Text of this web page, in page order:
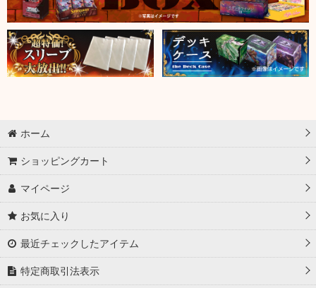
ホーム
ショッピングカート
マイページ
お気に入り
最近チェックしたアイテム
特定商取引法表示